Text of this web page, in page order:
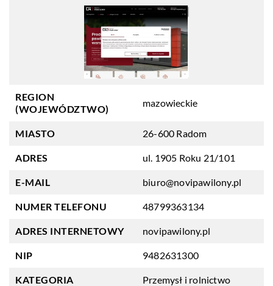
REGION
(WOJEWÓDZTWO)
mazowieckie
MIASTO 26-600 Radom
ADRES ul. 1905 Roku 21/101
E-MAIL biuro@novipawilony.pl
NUMER TELEFONU 48799363134
ADRES INTERNETOWY novipawilony.pl
NIP 9482631300
KATEGORIA Przemysł i rolnictwo